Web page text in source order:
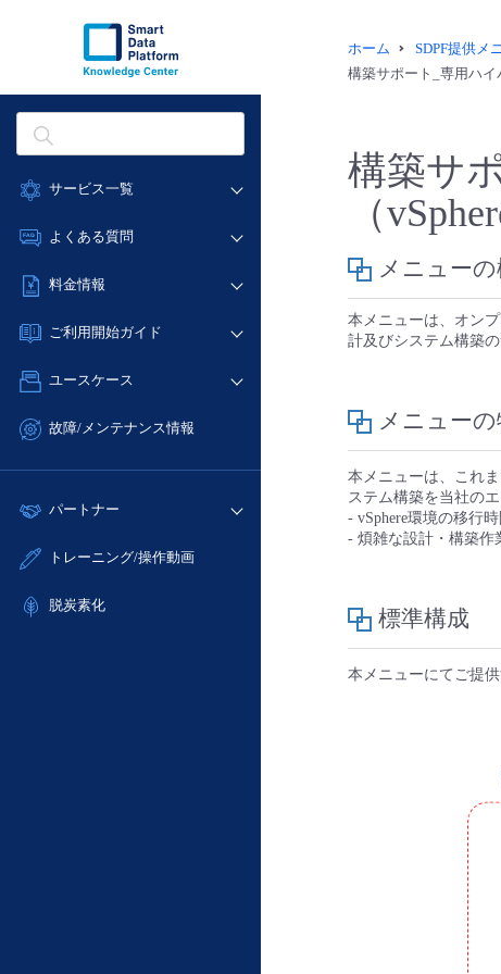
サービス一覧
データ利活用
ネットワーク
IoT
サポート
管理機能
よくある質問
データ利活用
ネットワーク
IoT
サポート
管理機能
すべてのメニューを見る
料金情報
料金シミュレーター
クラウド/サーバー
ネットワーク
サポート
すべてのメニューを見る
ご利用開始ガイド
■ 管理機能
- 初期設定・確認
- ユーザー機能の管理
- APIリファレンス
ユースケース
- バックアップ
- IoT
- ITインフラストラクチャー
故障/メンテナンス情報
サービス稼働状況
故障/メンテナンス履歴
定期メンテナンス
パートナー
販売パートナー向けプログラム
トレーニング/操作動画
脱炭素化
ホーム SDPF提供メ
構築サポート_専用ハイ
構築サ
（
メニューの
本メニューは、オン
計及びシステム構築
メニューの
本メニューは、これ
ステム構築を当社の
- vSphere環境の移行
- 煩雑な設計・構築作
標準構成
本メニューにてご提